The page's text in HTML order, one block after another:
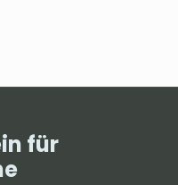
für